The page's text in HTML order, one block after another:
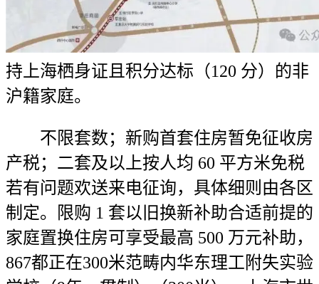
持上海栖身证且积分达标（120 分）的非
沪籍家庭。
不限套数；新购首套住房暂免征收房
产税；二套及以上按人均 60 平方米免税
若有问题欢送来电征询，具体细则由各区
制定。限购 1 套以旧换新补助合适前提的
家庭置换住房可享受最高 500 万元补助，
867都正在300米范畴内华东理工附失实验